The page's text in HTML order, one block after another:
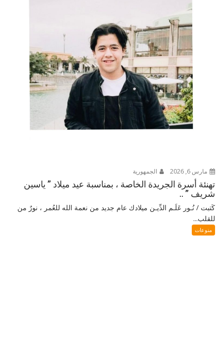
مارس 6, 2026 الجمهورية
تهنئة أسرة الجريدة الخاصة ، بمناسبة عيد ميلاد ” ياسين
شريف ” ..
كَتبت / نُـور عَلَـم الدِّيـن ميلادك عام جديد من نعمة الله للعُمر ، نورٌ من
للقلب...
منوعات